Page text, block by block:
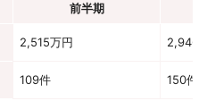
前半期
2,515万円 2,946
109件 150件